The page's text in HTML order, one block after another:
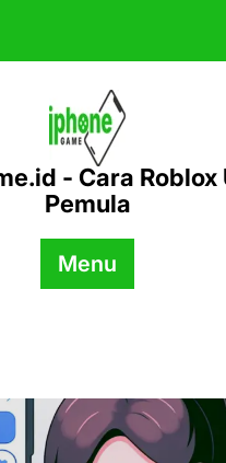
- Cara Roblox
Pemula
Menu